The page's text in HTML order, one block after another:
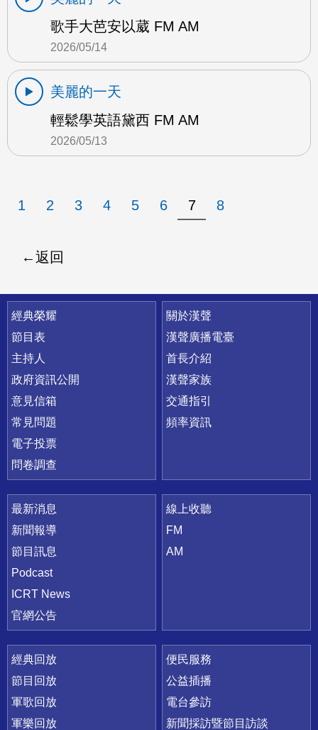
歌手大芭安以葳 FM AM
2026/05/14
美麗的一天
輕鬆學英語黛西 FM AM
2026/05/13
1 2 3 4 5 6 7 8
返回
快速連結
經典榮耀
節目表
主持人
政府資訊公開
意見信箱
常見問題
電子投票
問卷調查
關於漢聲
漢聲廣播電臺
首長介紹
漢聲家族
交通指引
頻率資訊
最新消息
新聞報導
節目訊息
Podcast
ICRT News
官網公告
線上收聽
FM
AM
經典回放
節目回放
軍歌回放
軍樂回放
便民服務
公益插播
電台參訪
新聞採訪暨節目訪談